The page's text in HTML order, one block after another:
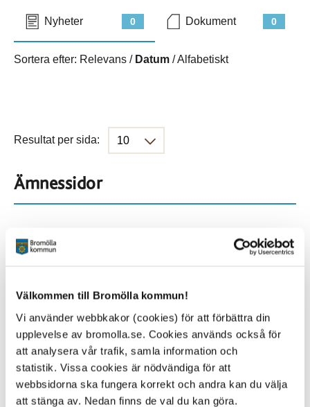
Välkommen till Bromölla kommun!
Vi använder webbkakor (cookies) för att förbättra din
upplevelse av bromolla.se. Cookies används också för
att analysera vår trafik, samla information och
statistik. Vissa cookies är nödvändiga för att
webbsidorna ska fungera korrekt och andra kan du välja
att stänga av. Nedan finns de val du kan göra.
0
Nyheter 0
Dokument
Sortera efter: Relevans / Datum /Alfabetiskt
Resultat per sida:
Ämnessidor
330
Hela webbplatsen
330
Alla platser